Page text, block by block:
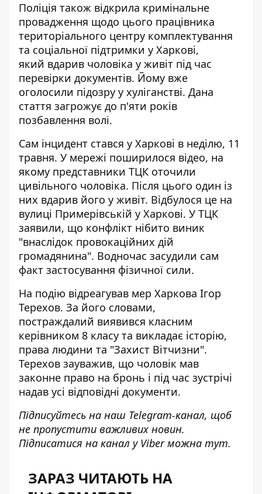
Поліція також відкрила кримінальне
провадження щодо цього працівника
територіального центру комплектування
та соціальної підтримки у Харкові,
який вдарив чоловіка у живіт під час
перевірки документів. Йому вже
оголосили підозру у хуліганстві. Дана
стаття загрожує до п'яти років
позбавлення волі.
Сам інцидент стався у Харкові в неділю, 11
травня. У мережі поширилося відео, на
якому представники ТЦК оточили
цивільного чоловіка. Після цього один із
них вдарив його у живіт. Відбулося це на
вулиці Примерівській у Харкові. У ТЦК
заявили, що конфлікт нібито виник
"внаслідок провокаційних дій
громадянина". Водночас засудили сам
факт застосування фізичної сили.
На подію відреагував мер Харкова Ігор
Терехов. За його словами,
постраждалий виявився класним
керівником 8 класу та викладає історію,
права людини та "Захист Вітчизни".
Терехов зауважив, що чоловік мав
законне право на бронь і під час зустрічі
надав усі відповідні документи.
Підписуйтесь на наш Telegram-канал, щоб
не пропустити важливих новин.
Підписатися на канал у Viber можна тут.
ЗАРАЗ ЧИТАЮТЬ НА